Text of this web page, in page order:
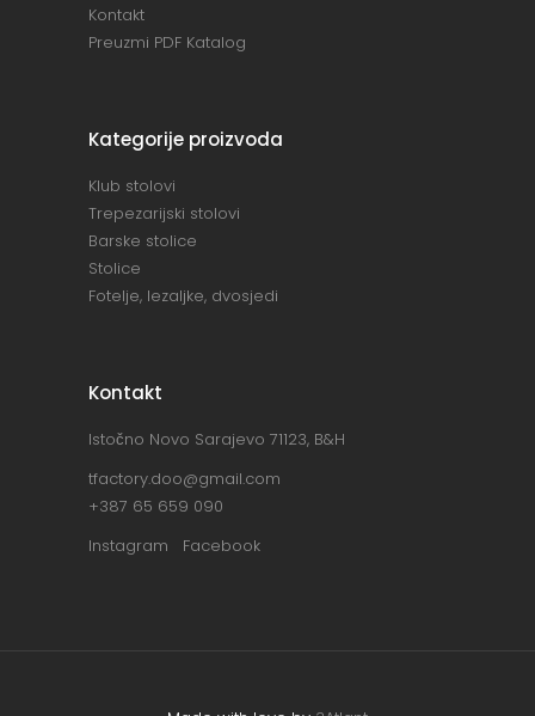
Kontakt
Preuzmi PDF Katalog
Kategorije proizvoda
Klub stolovi
Trepezarijski stolovi
Barske stolice
Stolice
Fotelje, lezaljke, dvosjedi
Kontakt
Istočno Novo Sarajevo 71123, B&H
tfactory.doo@gmail.com
+387 65 659 090
Instagram Facebook